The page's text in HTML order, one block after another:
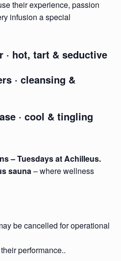
their experience, passion
infusion a special
· hot, tart & seductive
· cleansing &
· cool & tingling
– Tuesdays at Achilleus.
sauna– where wellness
be cancelled for operational
performance..